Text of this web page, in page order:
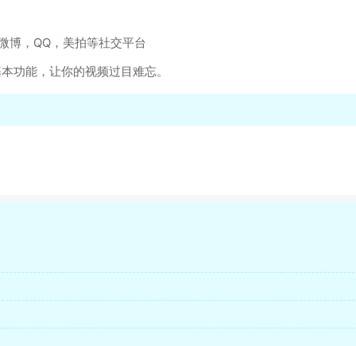
博，QQ，美拍等社交平台
功能，让你的视频过目难忘。